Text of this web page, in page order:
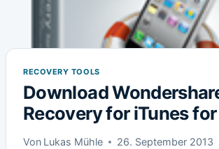
RECOVERY TOOLS
Download
Recovery for iTunes
Von Lukas Mühle 26. September 2013